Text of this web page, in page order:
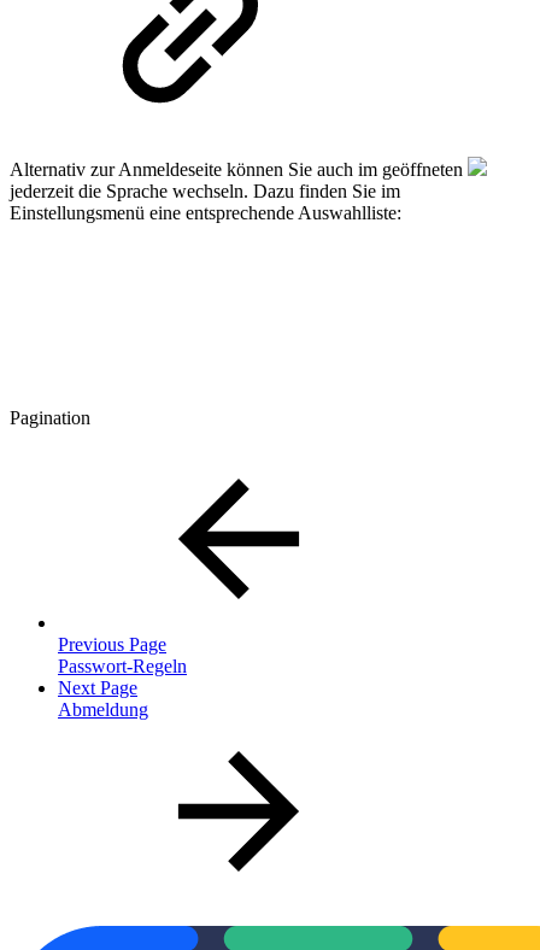
Alternativ zur Anmeldeseite können Sie auch im geöffneten
jederzeit die Sprache wechseln. Dazu finden Sie im
Einstellungsmenü eine entsprechende Auswahlliste:
Pagination
Previous Page
Passwort-Regeln
Next Page
Abmeldung